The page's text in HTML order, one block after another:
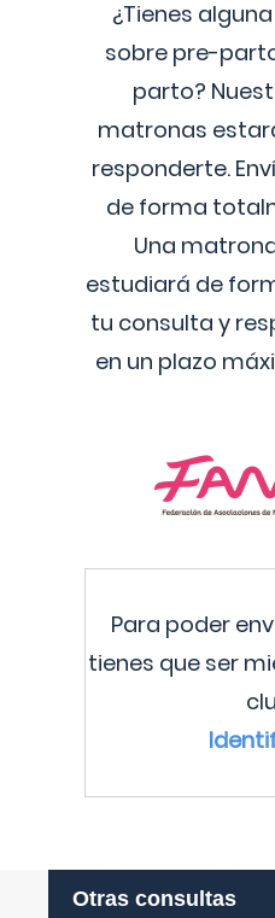
¿Tienes
sobre pre-
parto?
matronas
responderte.
de forma
Una
estudiará de
tu consulta y
en un plazo
Para poder
tienes que ser
Otras consultas